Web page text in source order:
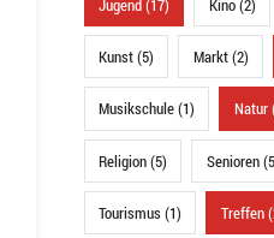
Jugend (17) Kino (2)
Kunst (5) Markt (2)
Musikschule (1) Natur
Religion (5) Senioren
Tourismus (1) Treffen